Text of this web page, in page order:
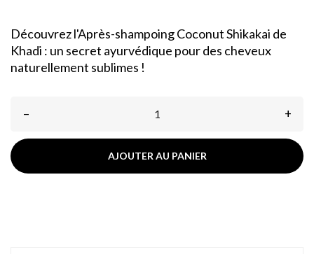
Découvrez l'Après-shampoing Coconut Shikakai de
Khadi : un secret ayurvédique pour des cheveux
naturellement sublimes !
– +
AJOUTER AU PANIER